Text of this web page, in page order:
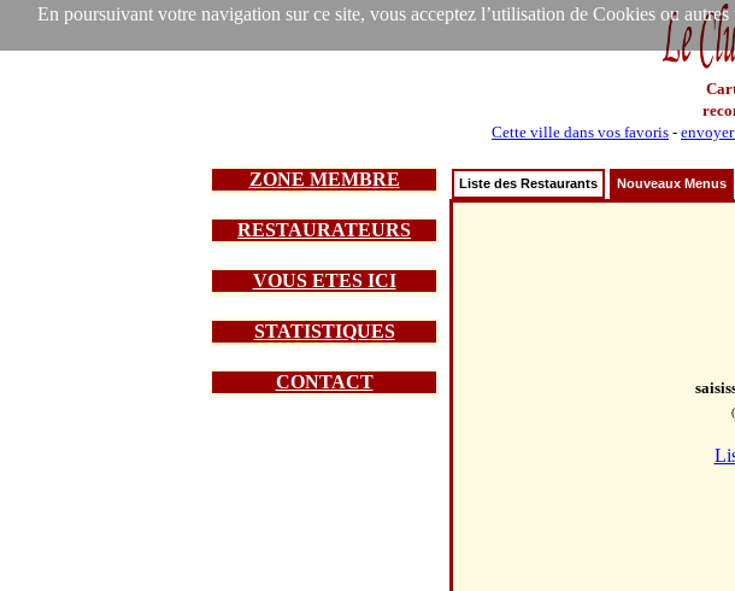
En poursuivant votre navigation sur ce site, vous acceptez l’utilisation de Cookies ou
Cette ville dans vos favoris -
ZONE MEMBRE
RESTAURATEURS
VOUS ETES ICI
STATISTIQUES
CONTACT
Liste des Restaurants Nouveaux Menus